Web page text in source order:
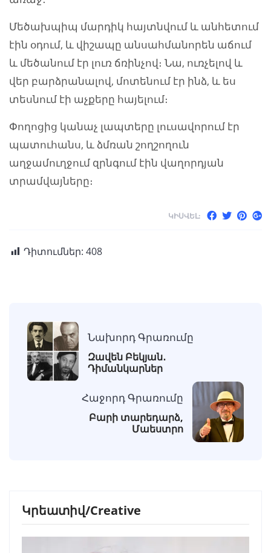
Մեծախպիպ մարդիկ հայտնվում և անհետում
էին օդում, և վիշապը անսահմանորեն աճում
և մեծանում էր լուռ ճռինչով։ Նա, ուռչելով և
վեր բարձրանալով, մոտենում էր ինձ, և ես
տեսնում էի աչքերը հայելում։
Փողոցից կանաչ լապտերը լուսավորում էր
պատուհանս, և ձմռան շողշողուն
աղջամուղջում զրնգում էին վաղորդյան
տրամվայները։
ԿԻՍՎԵԼ:
Դիտումներ: 408
Նախորդ Գրառումը
Զավեն Բեկյան․
Դիմանկարներ
Հաջորդ Գրառումը
Բարի տարեդարձ,
Մաեստրո
Կրեատիվ/Creative